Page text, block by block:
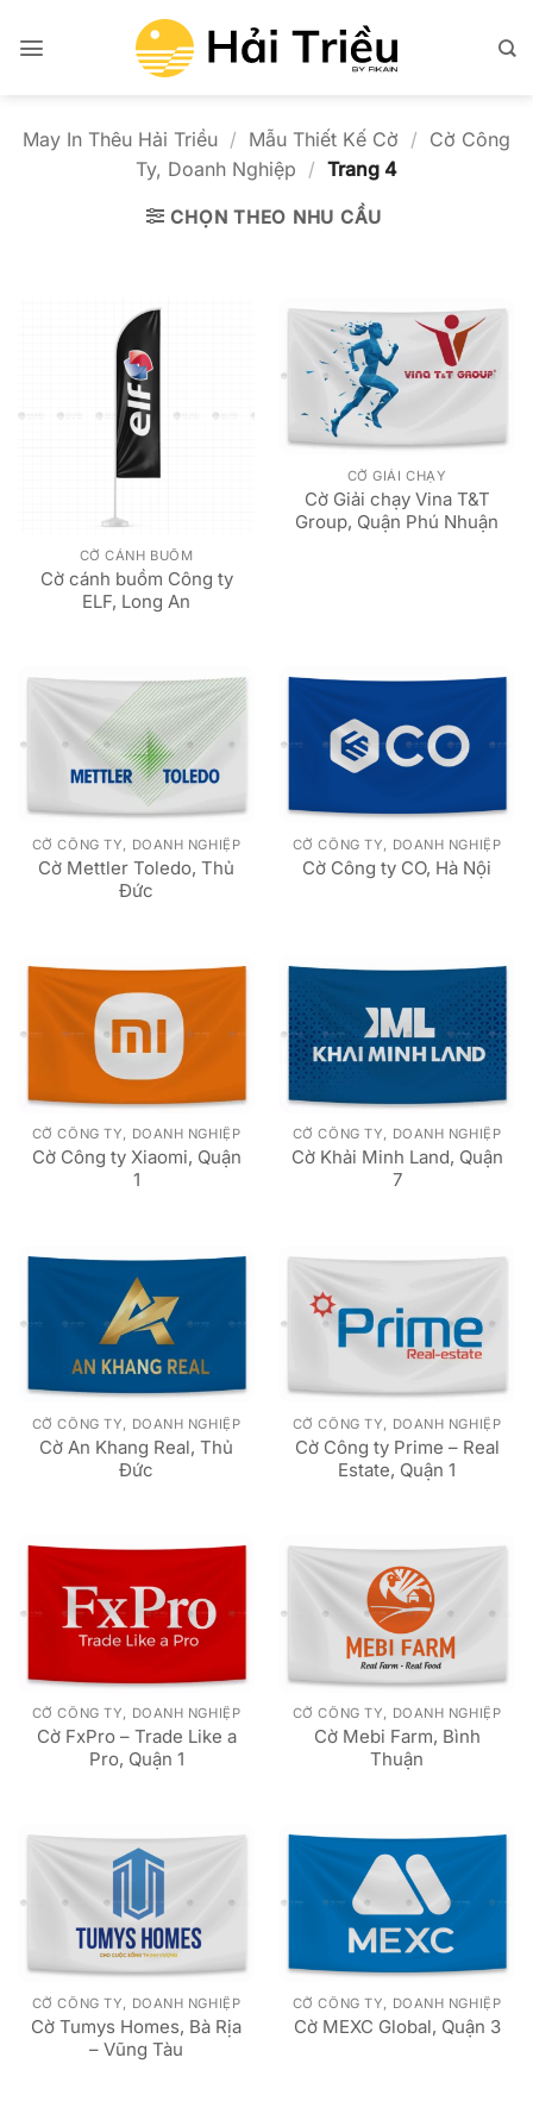
qua
May In Thêu Hải Triều / Mẫu Thiết Kế Cờ / Cờ Công
Ty, Doanh Nghiệp / Trang 4
CHỌN THEO NHU CẦU
CỜ CÁNH BUỒM
Cờ cánh buồm Công ty
ELF, Long An
CỜ GIẢI CHẠY
Cờ Giải chạy Vina T&T
Group, Quận Phú Nhuận
CỜ CÔNG TY, DOANH NGHIỆP
Cờ Mettler Toledo, Thủ
Đức
CỜ CÔNG TY, DOANH NGHIỆP
Cờ Công ty CO, Hà Nội
CỜ CÔNG TY, DOANH NGHIỆP
Cờ Công ty Xiaomi, Quận
1
CỜ CÔNG TY, DOANH NGHIỆP
Cờ Khải Minh Land, Quận
7
CỜ CÔNG TY, DOANH NGHIỆP
Cờ An Khang Real, Thủ
Đức
CỜ CÔNG TY, DOANH NGHIỆP
Cờ Công ty Prime – Real
Estate, Quận 1
CỜ CÔNG TY, DOANH NGHIỆP
Cờ FxPro – Trade Like a
Pro, Quận 1
CỜ CÔNG TY, DOANH NGHIỆP
Cờ Mebi Farm, Bình
Thuận
CỜ CÔNG TY, DOANH NGHIỆP
Cờ Tumys Homes, Bà Rịa
– Vũng Tàu
CỜ CÔNG TY, DOANH NGHIỆP
Cờ MEXC Global, Quận 3